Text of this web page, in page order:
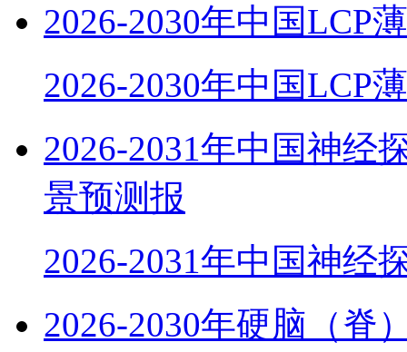
2026-2030年中国LCP
2026-2030年中国LCP
2026-2031年中国神经
景预测报
2026-2031年中国神经
2026-2030年硬脑（脊